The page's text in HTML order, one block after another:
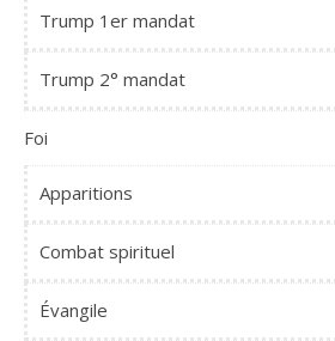
Trump 1er mandat
Trump 2° mandat
Foi
Apparitions
Combat spirituel
Évangile